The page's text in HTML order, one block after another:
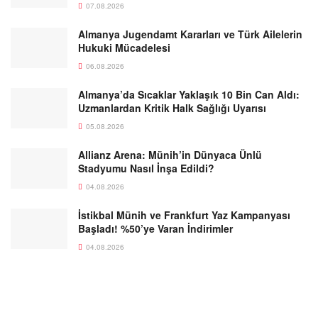
07.08.2026
Almanya Jugendamt Kararları ve Türk Ailelerin
Hukuki Mücadelesi
06.08.2026
Almanya’da Sıcaklar Yaklaşık 10 Bin Can Aldı:
Uzmanlardan Kritik Halk Sağlığı Uyarısı
05.08.2026
Allianz Arena: Münih’in Dünyaca Ünlü
Stadyumu Nasıl İnşa Edildi?
04.08.2026
İstikbal Münih ve Frankfurt Yaz Kampanyası
Başladı! %50’ye Varan İndirimler
04.08.2026